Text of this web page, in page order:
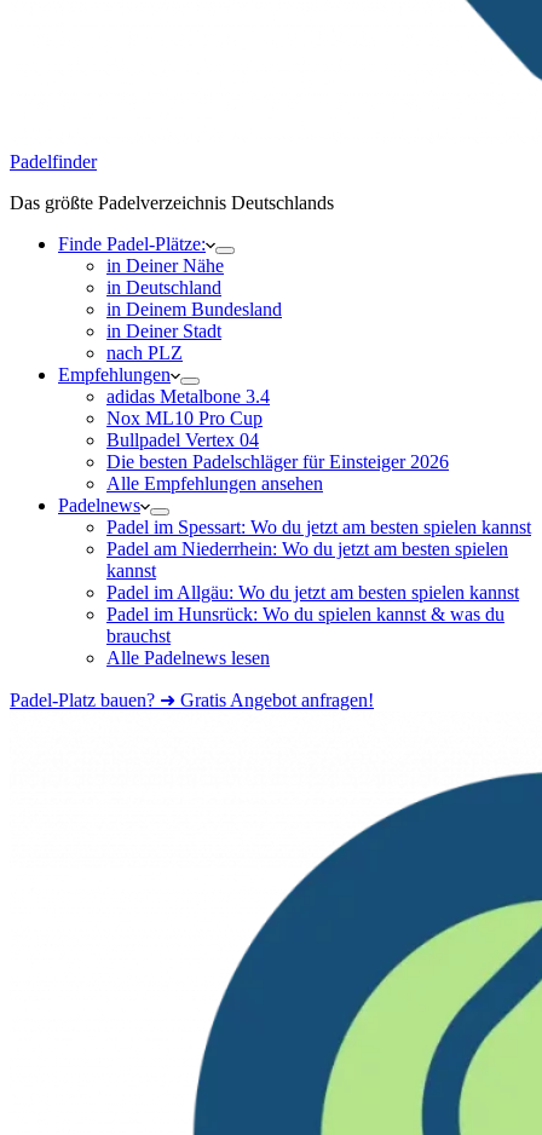
Padelfinder
Das größte Padelverzeichnis Deutschlands
Finde Padel-Plätze:
in Deiner Nähe
in Deutschland
in Deinem Bundesland
in Deiner Stadt
nach PLZ
Empfehlungen
adidas Metalbone 3.4
Nox ML10 Pro Cup
Bullpadel Vertex 04
Die besten Padelschläger für Einsteiger 2026
Alle Empfehlungen ansehen
Padelnews
Padel im Spessart: Wo du jetzt am besten spielen kannst
Padel am Niederrhein: Wo du jetzt am besten spielen
kannst
Padel im Allgäu: Wo du jetzt am besten spielen kannst
Padel im Hunsrück: Wo du spielen kannst & was du
brauchst
Alle Padelnews lesen
Padel-Platz bauen? ➜ Gratis Angebot anfragen!